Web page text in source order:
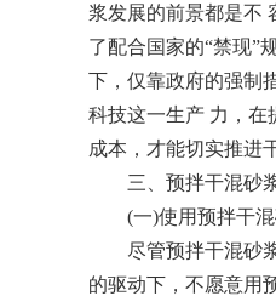
浆发展的前景都是不
了配合国家的“禁现”
下，仅靠政府的强制
科技这一生产 力，在
成本，才能切实推进
三、预拌干混砂浆
(一)使用预拌干混
尽管预拌干混砂浆
的驱动下，不愿意用